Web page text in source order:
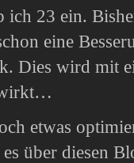
ich 23 ein.
eine
Dies wird mit
etwas
über diesen